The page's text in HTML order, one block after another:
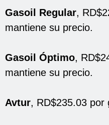
Gasoil Regular,
mantiene su precio.
Gasoil Óptimo,
mantiene su precio.
Avtur, RD$235.03 por